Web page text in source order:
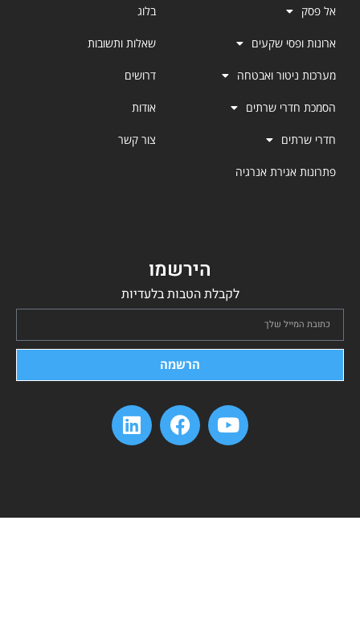
ופסי שקעים
ניטור ואבטחה
חדרי שרתים
אגירת אנרגיה
שאלות ותשובות
הירשמו
לקבלת הטבות בלעדיות